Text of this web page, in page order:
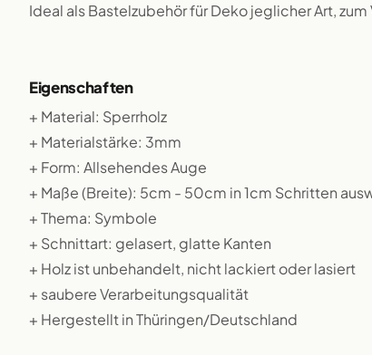
Ideal als Bastelzubehör für Deko jeglicher Art, zum
Eigenschaften
+ Material: Sperrholz
+ Materialstärke: 3mm
+ Form: Allsehendes Auge
+ Maße (Breite): 5cm - 50cm in 1cm Schritten
+ Thema: Symbole
+ Schnittart: gelasert, glatte Kanten
+ Holz ist unbehandelt, nicht lackiert oder lasiert
+ saubere Verarbeitungsqualität
+ Hergestellt in Thüringen/Deutschland